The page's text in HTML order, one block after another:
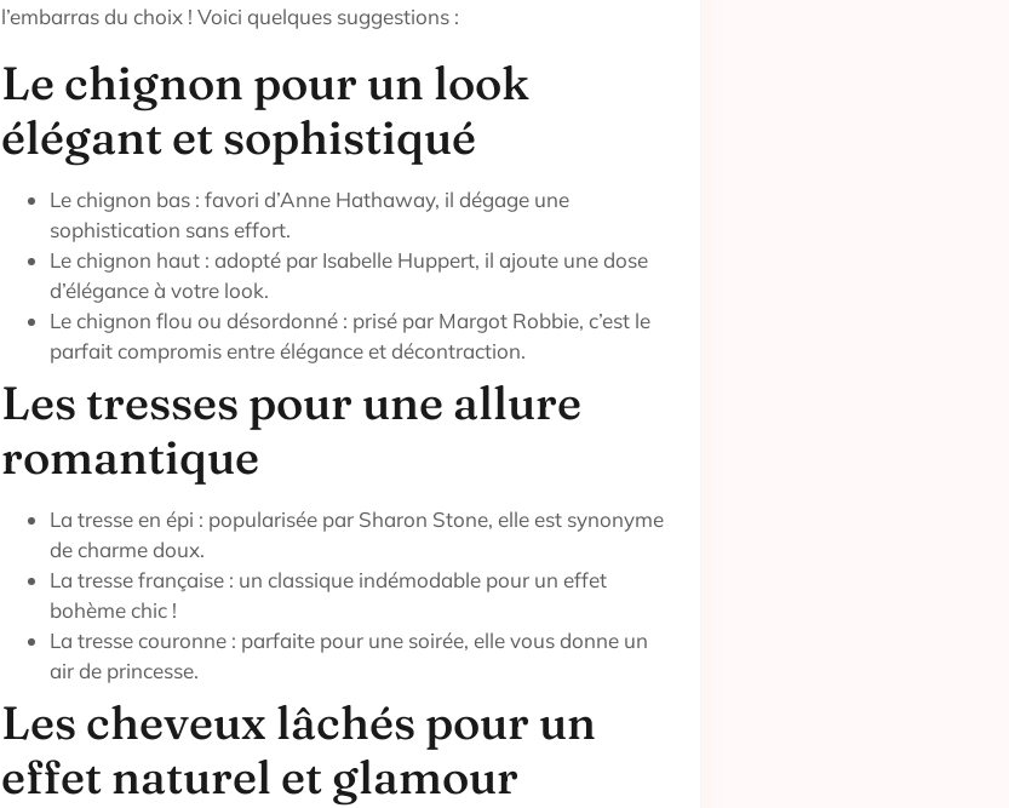
l’embarras du choix ! Voici quelques suggestions :
Le chignon pour un look
élégant et sophistiqué
Le chignon bas : favori d’Anne Hathaway, il dégage une
sophistication sans effort.
Le chignon haut : adopté par Isabelle Huppert, il ajoute une dose
d’élégance à votre look.
Le chignon flou ou désordonné : prisé par Margot Robbie, c’est le
parfait compromis entre élégance et décontraction.
Les tresses pour une allure
romantique
La tresse en épi : popularisée par Sharon Stone, elle est synonyme
de charme doux.
La tresse française : un classique indémodable pour un effet
bohème chic !
La tresse couronne : parfaite pour une soirée, elle vous donne un
air de princesse.
Les cheveux lâchés pour un
effet naturel et glamour